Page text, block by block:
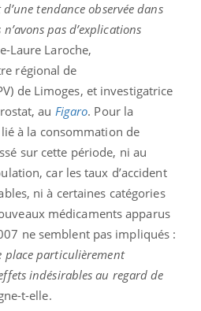
d’une tendance observée dans
pas d’explications
Laure Laroche,
régional de
de Limoges, et investigatrice
au Figaro. Pour la
lié à la consommation de
sur cette période, ni au
car les taux d’accident
ni à certaines catégories
médicaments apparus
ne semblent pas impliqués :
place particulièrement
indésirables au regard de
t-elle.